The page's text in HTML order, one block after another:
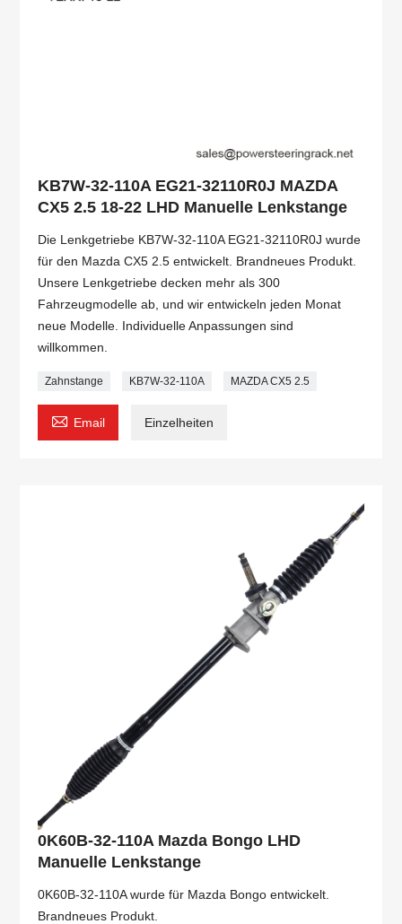
KB7W-32-110A EG21-32110R0J MAZDA
CX5 2.5 18-22 LHD Manuelle Lenkstange
Die Lenkgetriebe KB7W-32-110A EG21-32110R0J wurde
für den Mazda CX5 2.5 entwickelt. Brandneues Produkt.
Unsere Lenkgetriebe decken mehr als 300
Fahrzeugmodelle ab, und wir entwickeln jeden Monat
neue Modelle. Individuelle Anpassungen sind
willkommen.
Zahnstange KB7W-32-110A MAZDA CX5 2.5
 Email Einzelheiten
0K60B-32-110A Mazda Bongo LHD
Manuelle Lenkstange
0K60B-32-110A wurde für Mazda Bongo entwickelt.
Brandneues Produkt.